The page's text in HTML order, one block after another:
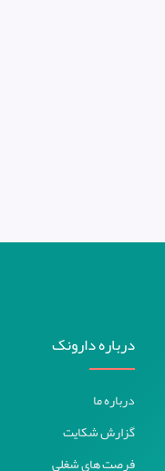
درباره دارونک
درباره ما
گزارش شکایت
فرصت های شغلی